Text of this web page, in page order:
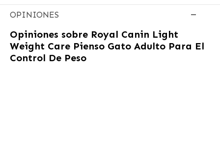
OPINIONES
Opiniones sobre Royal Canin Light
Weight Care Pienso Gato Adulto Para El
Control De Peso